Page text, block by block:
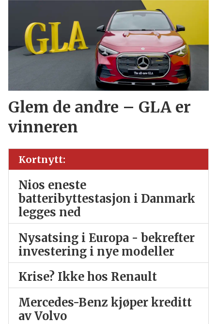
Glem de andre – GLA er
vinneren
Kortnytt:
Nios eneste
batteribyttestasjon i Danmark
legges ned
Nysatsing i Europa - bekrefter
investering i nye modeller
Krise? Ikke hos Renault
Mercedes-Benz kjøper kreditt
av Volvo